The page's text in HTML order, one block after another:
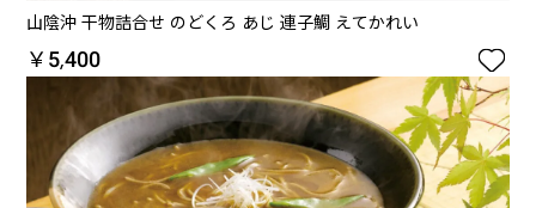
山陰沖 干物詰合せ のどくろ あじ 連子鯛 えてかれい
￥5,400 